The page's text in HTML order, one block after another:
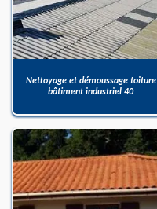
Nettoyage et démoussage toiture
bâtiment industriel 40